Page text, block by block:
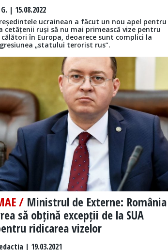
G. | 15.08.2022
ucrainean a făcut un nou apel pentru
cetățenii ruși să nu mai primească vize pentru
călători în Europa, deoarece sunt complici la
„statului terorist rus”.
/ Ministrul de Externe: România
să obțină excepții de la SUA
ridicarea vizelor
| 19.03.2021